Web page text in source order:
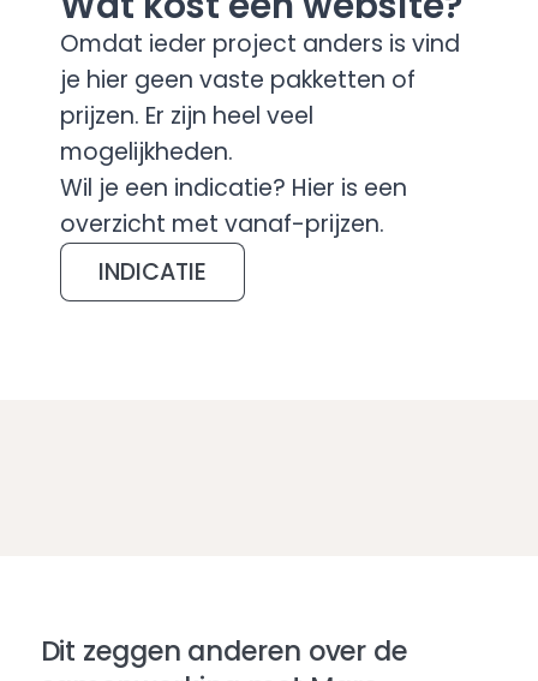
Omdat ieder project anders is vind
je hier geen vaste pakketten of
prijzen. Er zijn heel veel
mogelijkheden.
Wil je een indicatie? Hier is een
overzicht met vanaf-prijzen.
INDICATIE
Dit zeggen anderen over de